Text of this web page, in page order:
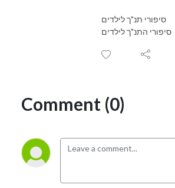
סיפורי תנ"ך לילדים
סיפורי התנ"ך לילדים
Comment (0)